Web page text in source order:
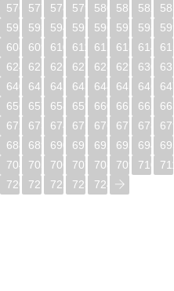
576
577 578 579 580 581 582 583
592
593 594 595 596 597 598 599
608
609 610 611 612 613 614 615
624
625 626 627 628 629 630 631
640
641 642 643 644 645 646 647
656
657 658 659 660 661 662 663
672
673 674 675 676 677 678 679
688
689 690 691 692 693 694 695
704
705 706 707 708 709 710 711
720
721 722 723 724